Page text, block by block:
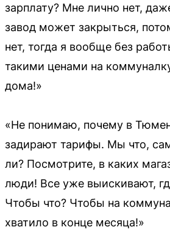
зарплату? Мне лично нет,
завод может закрыться,
нет, тогда я вообще без
такими ценами на
дома!»
«Не понимаю, почему в
задирают тарифы. Мы что,
ли? Посмотрите, в каких
люди! Все уже выискивают,
Чтобы что? Чтобы на
хватило в конце месяца!»